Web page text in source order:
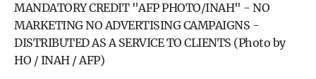
MANDATORY CREDIT "AFP PHOTO/INAH" - NO
MARKETING NO ADVERTISING CAMPAIGNS -
DISTRIBUTED AS A SERVICE TO CLIENTS (Photo by
HO / INAH / AFP)